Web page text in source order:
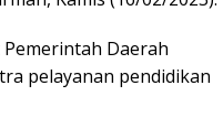
Daerah
pelayanan pendidikan